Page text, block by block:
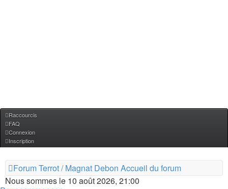
Raccourcis
FAQ
Connexion
Inscription
Forum Terrot / Magnat Debon Accueil du forum
Nous sommes le 10 août 2026, 21:00